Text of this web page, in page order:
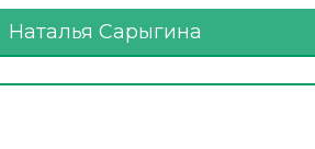
Наталья Сарыгина